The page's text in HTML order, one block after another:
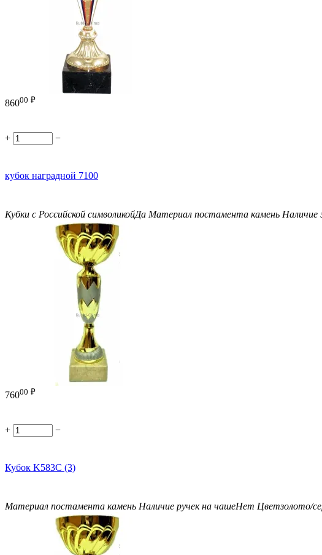
86000 ₽
+ −
кубок наградной 7100
Кубки с Российской символикойДа Материал постамента камень Наличие
76000 ₽
+ −
Кубок K583C (3)
Материал постамента камень Наличие ручек на чашеНет Цветзолото/